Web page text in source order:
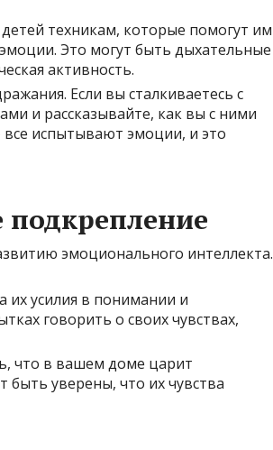
техникам, которые помогут им
Это могут быть дыхательные
активность.
Если вы сталкиваетесь с
и рассказывайте, как вы с ними
все испытывают эмоции, и это
эмоционального интеллекта.
их усилия в понимании и
говорить о своих чувствах,
что в вашем доме царит
уверены, что их чувства